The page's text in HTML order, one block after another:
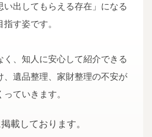
い出してもらえる存在」になる
す姿です。
、知人に安心して紹介できる
、遺品整理、家財整理の不安が
ていきます。
載しております。